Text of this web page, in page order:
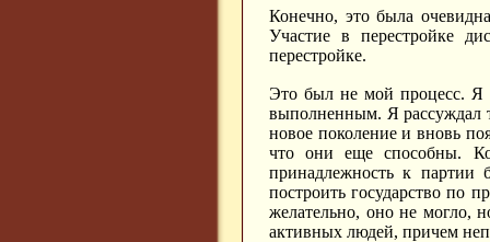
Конечно, это была
Участие в перестройке
перестройке.
Это был не мой процесс. Я
выполненным. Я рассуждал
новое поколение и вновь
что они еще способны.
принадлежность к партии
построить государство по
желательно, оно не могло,
активных людей, причем